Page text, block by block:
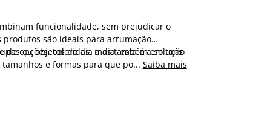
funcionalidade, sem prejudicar o
são ideais para arrumação
ou objetos do dia a dia, esta é a solução
de opções, coloridas, mas também em tons
e formas para que possa adaptar
... Saiba mais